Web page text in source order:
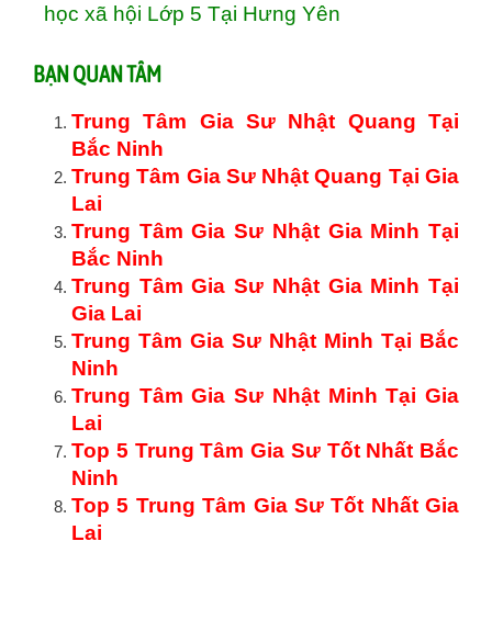
học xã hội Lớp 5 Tại Hưng Yên
BẠN QUAN TÂM
Trung Tâm Gia Sư Nhật Quang Tại
Bắc Ninh
Trung Tâm Gia Sư Nhật Quang Tại Gia
Lai
Trung Tâm Gia Sư Nhật Gia Minh Tại
Bắc Ninh
Trung Tâm Gia Sư Nhật Gia Minh Tại
Gia Lai
Trung Tâm Gia Sư Nhật Minh Tại Bắc
Ninh
Trung Tâm Gia Sư Nhật Minh Tại Gia
Lai
Top 5 Trung Tâm Gia Sư Tốt Nhất Bắc
Ninh
Top 5 Trung Tâm Gia Sư Tốt Nhất Gia
Lai